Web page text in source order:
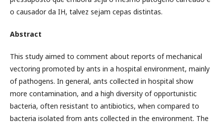
o causador da IH, talvez sejam cepas distintas.
Abstract
This study aimed to comment about reports of mechanical
vectoring promoted by ants in a hospital environment, mainly
of pathogens. In general, ants collected in hospital show
more contamination, and a high diversity of opportunistic
bacteria, often resistant to antibiotics, when compared to
bacteria isolated from ants collected in the environment. The